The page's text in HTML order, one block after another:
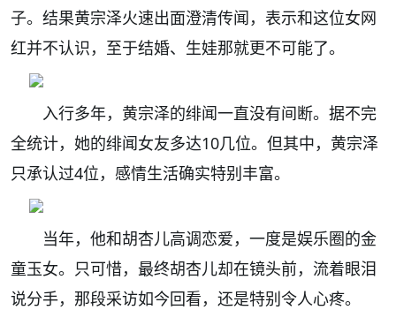
子。结果黄宗泽火速出面澄清传闻，表示和这位女网
红并不认识，至于结婚、生娃那就更不可能了。
入行多年，黄宗泽的绯闻一直没有间断。据不完
全统计，她的绯闻女友多达10几位。但其中，黄宗泽
只承认过4位，感情生活确实特别丰富。
当年，他和胡杏儿高调恋爱，一度是娱乐圈的金
童玉女。只可惜，最终胡杏儿却在镜头前，流着眼泪
说分手，那段采访如今回看，还是特别令人心疼。